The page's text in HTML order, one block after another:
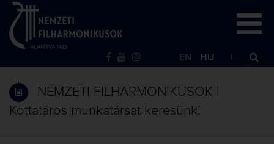
EN HU
NEMZETI FILHARMONIKUSOK |
Kottatáros munkatársat keresünk!